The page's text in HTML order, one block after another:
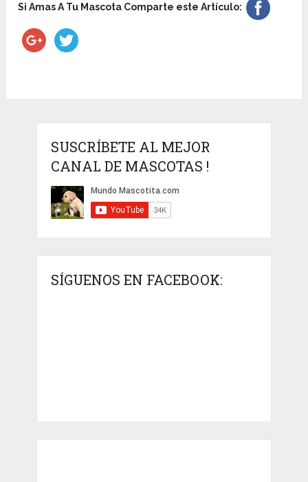
Si Amas A Tu Mascota Comparte este Artículo:
SUSCRÍBETE AL MEJOR
CANAL DE MASCOTAS !
SÍGUENOS EN FACEBOOK: